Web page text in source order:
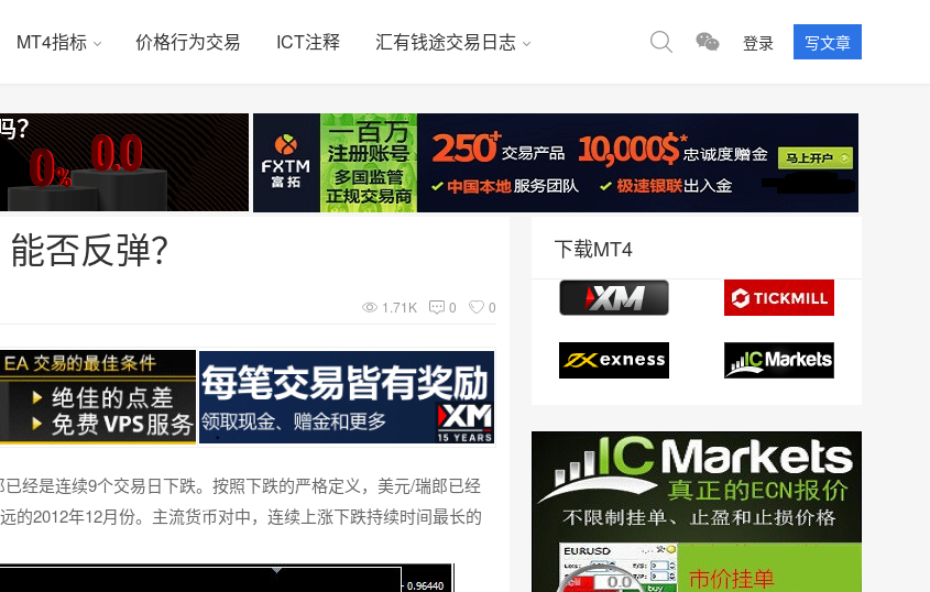
MT4指标 价格行为交易 ICT注释 汇有钱途交易日志 登录 写文章
否反弹？
1.71K 0 0
经是连续9个交易日下跌。按照下跌的严格定义，美元/瑞郎已经
的2012年12月份。主流货币对中，连续上涨下跌持续时间最长的
下载MT4